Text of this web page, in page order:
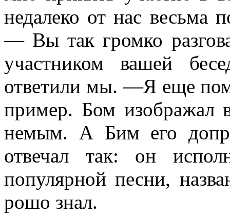
недалеко от нас весьма
— Вы так громко
участником вашей
ответили мы. —Я еще
пример. Бом изо­бражал
немым. А Бим его
отвечал так: он
популярной песни,
рошо знал.